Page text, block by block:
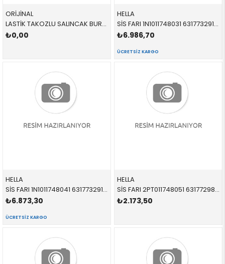
ORİJİNAL
LASTİK TAKOZLU SALINCAK BURCU 31126874341 31128831645 31126882843 F45,F46,X1,X2,F48,F39,MİNİ,F54,F60 ÖN-TAKOZLU SOL 2015-
₺0,00
HELLA
SİS FARI 1N1011748031 63177329171 63177329171 F54,F55,F56,F57 SOL 2014-
₺6.986,70
ÜCRETSIZ KARGO
HELLA
SİS FARI 1N1011748041 63177329172 63177329172 F54,F55,F56,F57 SAĞ 2014-
₺6.873,30
ÜCRETSIZ KARGO
HELLA
SİS FARI 2PT011748051 63177298333 63177298333 F54,F55,F56,F57 SOL 2014-
₺2.173,50